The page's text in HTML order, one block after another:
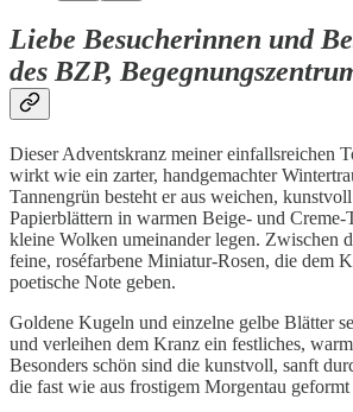
Liebe Besucherinnen und
des BZP,
Dieser Adventskranz meiner einfallsreichen
wirkt wie ein zarter, handgemachter
Tannengrün besteht er aus weichen,
Papierblättern in warmen Beige- und
kleine Wolken umeinander legen. Zwischen
feine, roséfarbene Miniatur-Rosen, die dem
poetische Note geben.
Goldene Kugeln und einzelne gelbe Blätter
und verleihen dem Kranz ein festliches,
Besonders schön sind die kunstvoll, sanft
die fast wie aus frostigem Morgentau